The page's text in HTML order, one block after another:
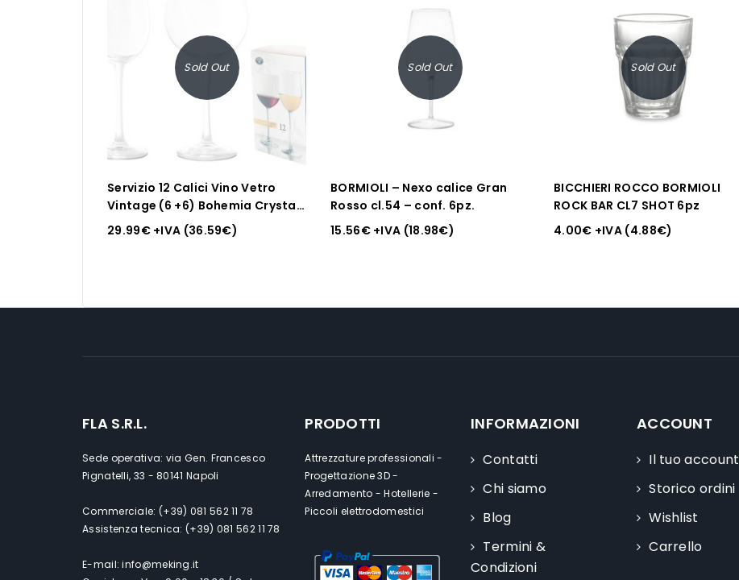
Sold Out
Servizio 12 Calici Vino Vetro
Vintage (6 +6) Bohemia Crystal
H&H – 0511900
29.99€+IVA (36.59€)
Sold Out
BORMIOLI – Nexo calice Gran
Rosso cl.54 – conf. 6pz.
15.56€+IVA (18.98€)
Sold Out
BICCHIERI ROCCO BORMIOLI
ROCK BAR CL7 SHOT 6pz
4.00€ +IVA (4.88€)
FLA S.R.L.
Sede operativa: via Gen. Francesco
Pignatelli, 33 - 80141 Napoli
Commerciale: (+39) 081 562 11 78
Assistenza tecnica: (+39) 081 562 11 78
E-mail: info@meking.it
PRODOTTI
Attrezzature professionali -
Progettazione 3D -
Arredamento - Hotellerie -
Piccoli elettrodomestici
INFORMAZIONI
Contatti
Chi siamo
Blog
Termini &
Condizioni
ACCOUNT
Il tuo account
Storico ordini
Wishlist
Carrello